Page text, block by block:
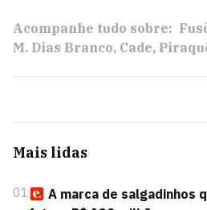
Acompanhe tudo sobre:
M. Dias Branco Cade
Mais lidas
01
A marca de salgadinhos